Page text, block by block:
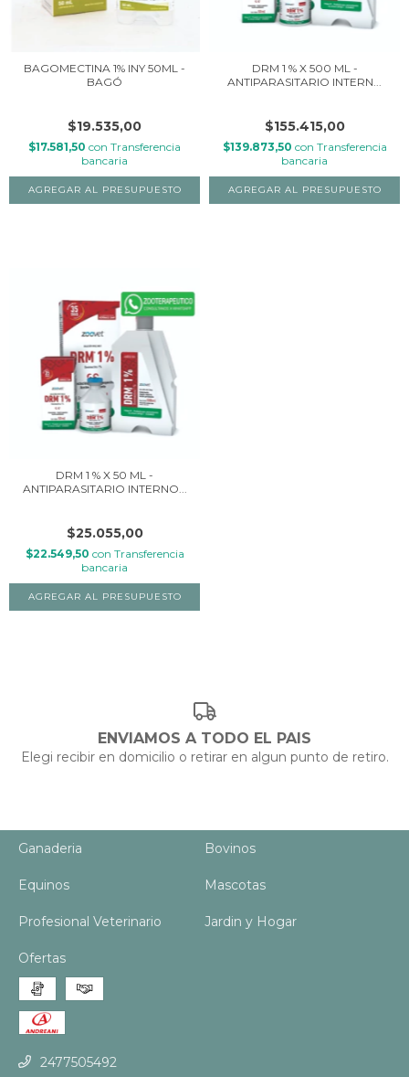
BAGOMECTINA 1% INY 50ML -
BAGÓ
$19.535,00
$17.581,50 con Transferencia
bancaria
DRM 1 % X 500 ML -
ANTIPARASITARIO INTERN...
$155.415,00
$139.873,50 con Transferencia
bancaria
DRM 1 % X 50 ML -
ANTIPARASITARIO INTERNO...
$25.055,00
$22.549,50 con Transferencia
bancaria
ENVIAMOS A TODO EL PAIS
Elegi recibir en domicilio o retirar en algun punto de retiro.
Ganaderia Bovinos
Equinos Mascotas
Profesional Veterinario Jardin y Hogar
Ofertas
2477505492